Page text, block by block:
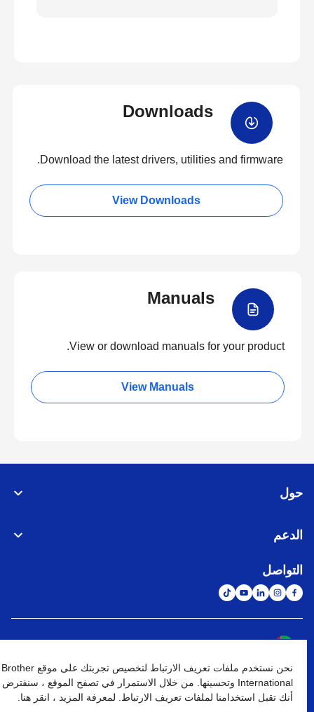
Downloads
Download the latest drivers, utilities and firmware.
View Downloads
Manuals
View or download manuals for your product.
View Manuals
حول
الدعم
التواصل
نهج الخصوصية شروط الإستخدام خريطة الموقع الإنتقال إلى الموقع العالمي
نحن نستخدم ملفات تعريف الارتباط لتخصيص تجربتك على موقع Brother
International وتحسينها. من خلال الاستمرار في تصفح الموقع ، سنفترض
أنك تقبل استخدامنا لملفات تعريف الارتباط. لمعرفة المزيد ، انقر هنا.